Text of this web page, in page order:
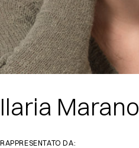
Ilaria Marano
RAPPRESENTATO DA: